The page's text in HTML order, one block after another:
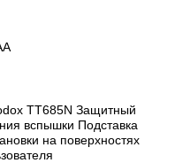
TT685N Защитный
вспышки Подставка
на поверхностях